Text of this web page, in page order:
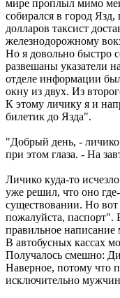
мире проплыл мимо
собирался в город Язд,
долларов таксист
железнодорожному
Но я довольно быстро
развешаны указатели
отделе информации
окну из двух. Из
К этому личику я и
билетик до Язда".
"Добрый день, - личико
при этом глаза. - На
Личико куда-то
уже решил, что оно
существовании. Но вот
пожалуйста, паспорт".
правильное
В автобусных кассах
Получалось смешно:
Наверное, потому что
исключительно